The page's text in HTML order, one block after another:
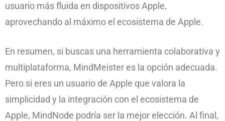
usuario más fluida en dispositivos Apple,
aprovechando al máximo el ecosistema de Apple.
En resumen, si buscas una herramienta colaborativa y
multiplataforma, MindMeister es la opción adecuada.
Pero si eres un usuario de Apple que valora la
simplicidad y la integración con el ecosistema de
Apple, MindNode podría ser la mejor elección. Al final,